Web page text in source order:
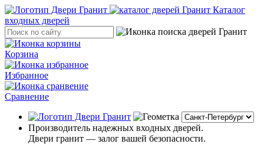
Каталог
входных дверей
Корзина
Избранное
Сравнение
Производитель надежных входных дверей.
Двери гранит — залог вашей безопасности.